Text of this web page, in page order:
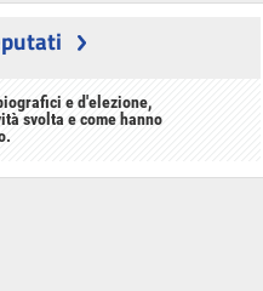
e d'elezione,
svolta e come hanno